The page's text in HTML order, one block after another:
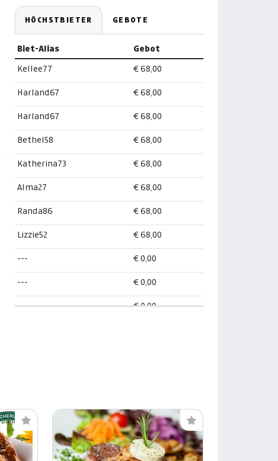
HÖCHSTBIETER GEBOTE
Biet-Alias Gebot
Kellee77 € 68,00
Harland67 € 68,00
Harland67 € 68,00
Bethel58 € 68,00
Katherina73 € 68,00
Alma27 € 68,00
Randa86 € 68,00
Lizzie52 € 68,00
--- € 0,00
--- € 0,00
--- € 0,00
--- € 0,00
--- € 0,00